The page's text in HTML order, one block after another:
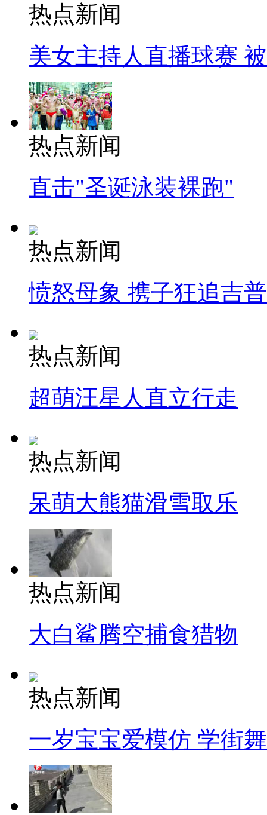
热点新闻
美女主持人直播球赛
热点新闻
直击"圣诞泳装裸跑"
热点新闻
愤怒母象 携子狂追吉
热点新闻
超萌汪星人直立行走
热点新闻
呆萌大熊猫滑雪取乐
热点新闻
大白鲨腾空捕食猎物
热点新闻
一岁宝宝爱模仿 学街